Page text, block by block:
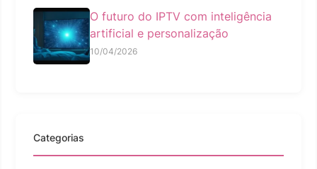
O futuro do IPTV com inteligência
artificial e personalização
10/04/2026
Categorias